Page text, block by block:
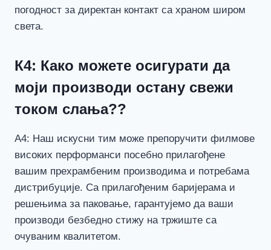
погодност за директан контакт са храном широм
света.
К4: Како можете осигурати да
моји производи остану свежи
током слања??
А4: Наш искусни тим може препоручити филмове
високих перформанси посебно прилагођене
вашим прехрамбеним производима и потребама
дистрибуције. Са прилагођеним баријерама и
решењима за паковање, гарантујемо да ваши
производи безбедно стижу на тржиште са
очуваним квалитетом.